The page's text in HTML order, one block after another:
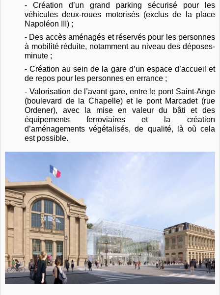
- Création d’un grand parking sécurisé pour les
véhiculesdeux-roues motorisés (exclus de la place
Napoléon III) ;
- Des accès aménagés et réservés pour les personnes
à mobilité réduite, notamment au niveau des déposes-
minute ;
- Création au sein de la gare d’un espace d’accueil et
de repos pour les personnes en errance ;
- Valorisation de l’avant gare, entre le pont Saint-Ange
(boulevard de la Chapelle) et le pont Marcadet (rue
Ordener), avec la mise en valeur du bâti et des
équipements ferroviaires et la création
d’aménagements végétalisés, de qualité, là où cela
est possible.